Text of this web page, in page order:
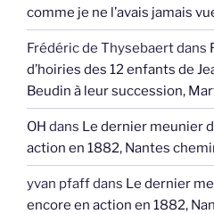
comme je ne l’avais jamais
Frédéric de Thysebaertdans
d’hoiries des 12 enfants de
Beudin à leur succession,
OH dans Le dernier meunier
action en 1882, Nantes
yvan pfaffdans Le dernier
encore en action en 1882,